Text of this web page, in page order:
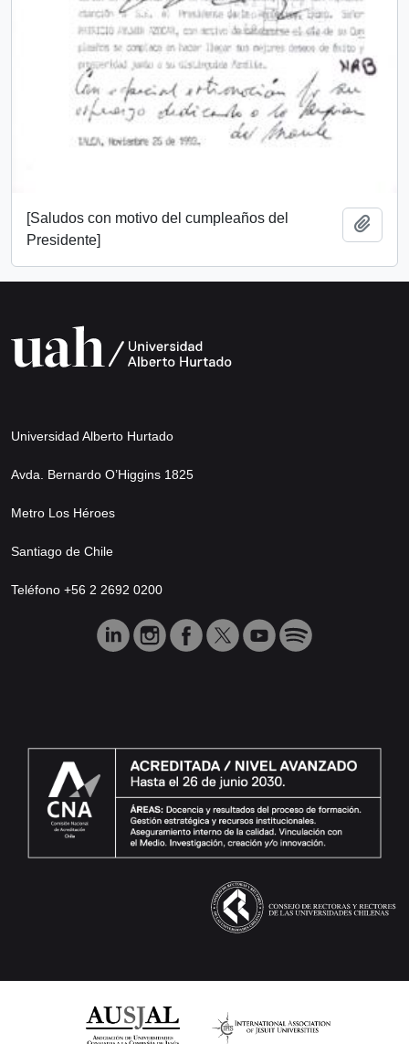
[Saludos con motivo del cumpleaños del
Presidente]
Universidad Alberto Hurtado
Avda. Bernardo O’Higgins 1825
Metro Los Héroes
Santiago de Chile
Teléfono +56 2 2692 0200